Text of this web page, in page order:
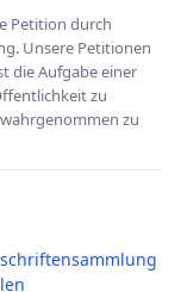
Petition durch
Unsere Petitionen
die Aufgabe einer
zu
zu